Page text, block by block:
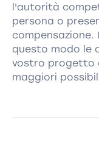
l'autorità
persona o
compensazione.
questo modo le
vostro progetto
maggiori